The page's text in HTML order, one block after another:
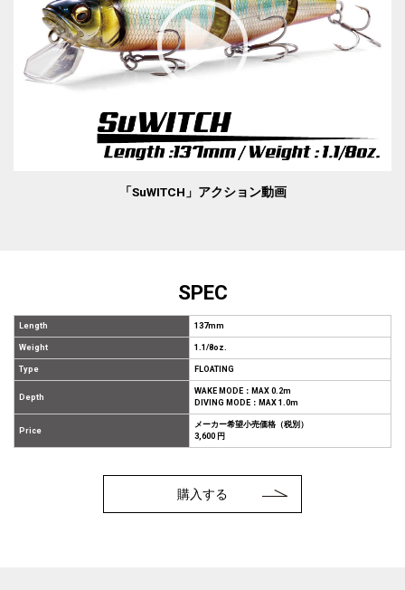
「SuWITCH」アクション動画
SPEC
Length 137mm
Weight 1.1/8oz.
Type FLOATING
Depth
WAKE MODE：MAX 0.2m
DIVING MODE：MAX 1.0m
Price
メーカー希望小売価格（税別）
3,600 円
購入する